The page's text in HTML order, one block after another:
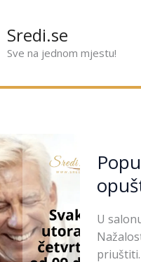
Sredi.se
Sve na jednom mjestu!
U
za
–
jer